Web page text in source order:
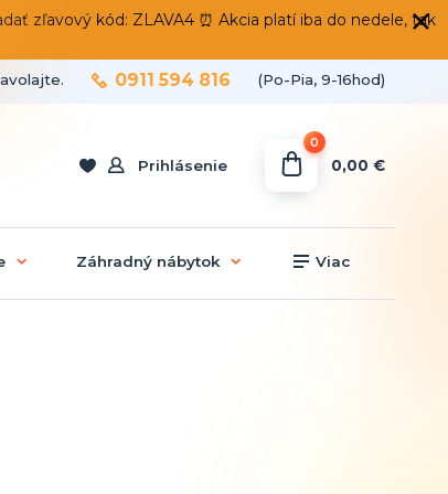
zľavový kód: ZLAVA4 ⏰ Akcia platí iba do nedele, tak
Prihlásenie
0911 594 816 (Po-Pia, 9-16hod)
0
0,00 €
Záhradný nábytok Viac